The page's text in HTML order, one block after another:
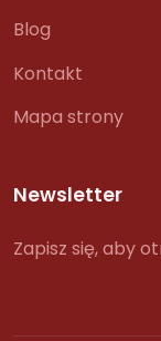
Blog
Kontakt
Mapa strony
Newsletter
Zapisz się, aby